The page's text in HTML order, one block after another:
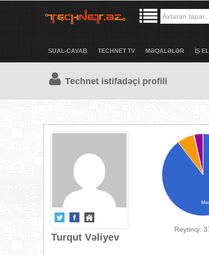
SUAL-CAVAB TECHNET TV MƏQALƏLƏR İŞ
Technet istifadəçi profili
Turqut Vəliyev
Reytinqi: